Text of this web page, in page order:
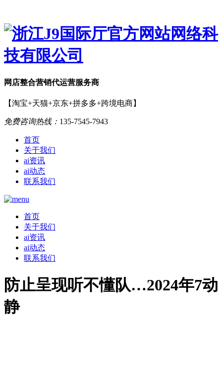
网店整合营销代运营服务商
【淘宝+天猫+京东+拼多多+跨境电商】
免费咨询热线： 135-7545-7943
首页
关于我们
ai资讯
ai动态
联系我们
首页
关于我们
ai资讯
ai动态
联系我们
防止呈现听不懂队…2024年7动
静